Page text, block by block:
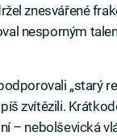
znesvářené
nesporným
„starý
zvítězili.
– nebolševická